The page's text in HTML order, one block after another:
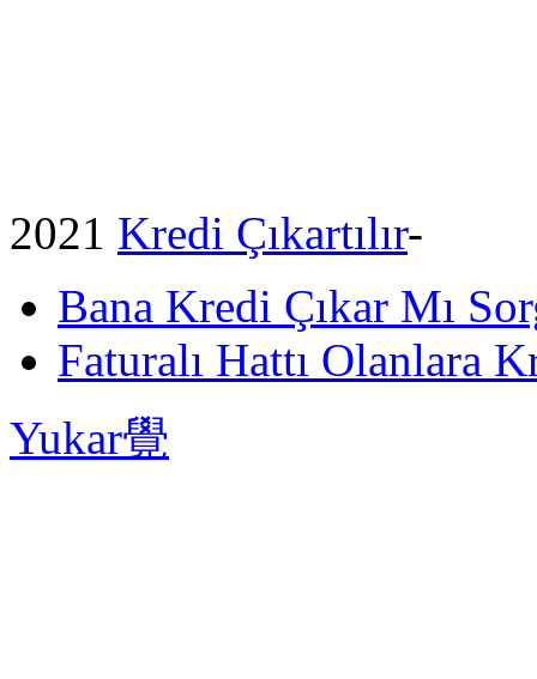
2021 Kredi Çıkartılır-
Bana Kredi Çıkar Mı
Faturalı Hattı Olanlara
Yukar覺